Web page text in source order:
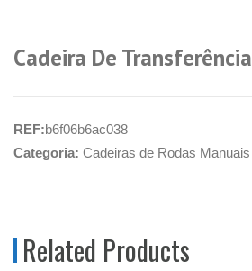
Cadeira De Transferência
REF:b6f06b6ac038
Categoria: Cadeiras de Rodas Manuais
Related Products